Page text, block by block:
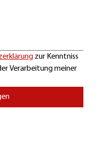
zur Kenntniss
Verarbeitung meiner